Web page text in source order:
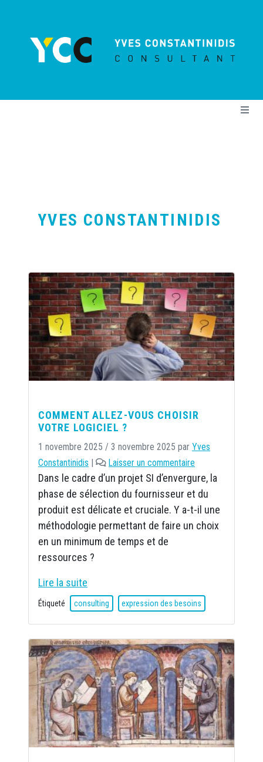
YVES CONSTANTINIDIS
COMMENT ALLEZ-VOUS CHOISIR
VOTRE LOGICIEL ?
1 novembre 2025 / 3 novembre 2025 par Yves
Constantinidis
Laisser un commentaire
Dans le cadre d’un projet SI d’envergure, la
phase de sélection du fournisseur et du
produit est délicate et cruciale. Y a-t-il une
méthodologie permettant de faire un choix
en un minimum de temps et de
ressources ?
Lire la suite
Étiqueté consulting expression des besoins